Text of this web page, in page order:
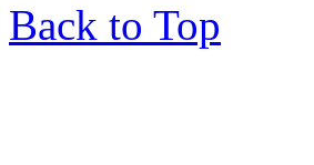
Back to Top